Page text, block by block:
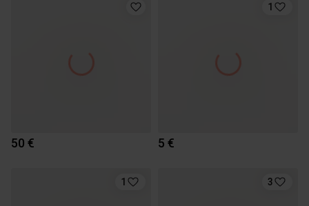
50 €
1
5 €
1 3